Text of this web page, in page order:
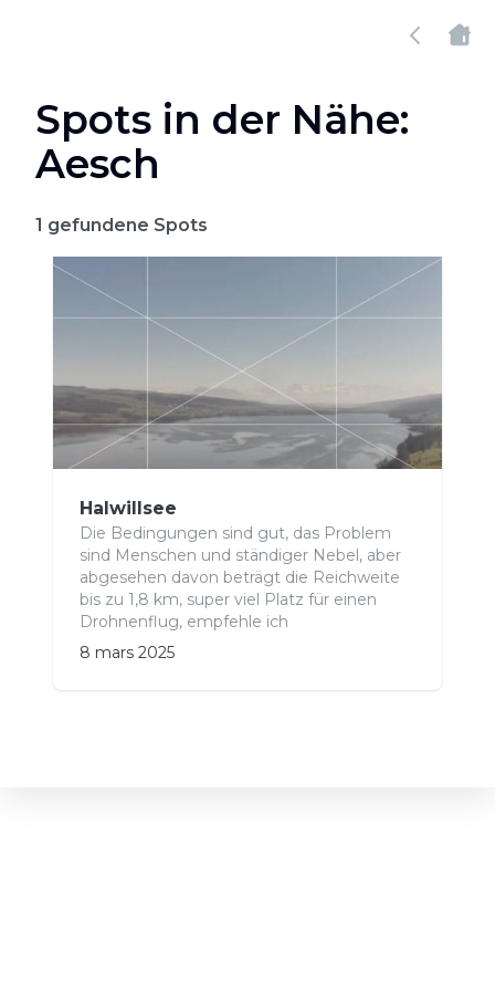
Spots in der Nähe:
Aesch
1 gefundene Spots
Halwillsee
Die Bedingungen sind gut, das Problem
sind Menschen und ständiger Nebel, aber
abgesehen davon beträgt die Reichweite
bis zu 1,8 km, super viel Platz für einen
Drohnenflug, empfehle ich
8 mars 2025